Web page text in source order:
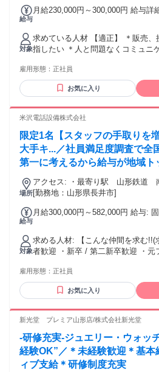
格あり ・通勤手当支給あり（上限2万円） ・マイカー通勤の
場合は駐車場手当 (月額10,000円) 支給 【その他資格手
途待遇考慮します。） 公認会計士試験合格者（100,000円/
月） 公認会計士短答式試験合格者（40,000円/月） 税理士試
フトの認定資格や中小企業診断士
る多種多様な資格を評価し、手当とし
も成長意欲によってはスピーディ
験３年程度）：年収350万円 * 入社
年程度）：年収400万円 * 入社3年
各種資格手当）：年収480万円 ※経験によって待遇は別途考
慮させていただきます
給与
月給230,000円～300,000円 給与詳
れる通勤・皆勤・家族手当金額：
るその他手当金額：なし ・賞与年2回（勤続2年目以上が対
象） ・通勤手当あり（上限3万円
円） ・役職手当あり ・遅番手当あ
り、年一回の昇給あり。 ・年間を
インセンティブキャンペーン★あ
に、業績に応じて★決算賞与★あり。 ★成長支援制度★
とプロセスの両方を評価すること
る仕組み。 自分の売上をあげるこ
で最高得点を獲得できるのが、こ
り、先輩が積極的に自分の販売ノ
の成長スピードを最 短にすることが可
や成果に対する評価を、すぐに 受
ーン。 会社が指定した成果に対し
受け取ることが 出来るので、新人
価として受け取れる。 ★決算賞与★ 会社の業績がいい場合は
賞与を含め、
対象
求めている人材 【適正】 ＊販売、
指したい ＊人と問題なくコミュニ
長させたい ＊周りと協力して目標を達成し
未経験者歓迎 ・無資格歓迎 【大歓迎】 ・ブライダル業界経
験者 ・ジュエリー業界経験者 ・販
ご相談ください。 【必須】 ＊普通自動車運転免許 ＊高卒以
ル対応 など ＃異業種からの転職者も応援 【こんな方も是
非】 ・接客業に興味があるけど経
接客販売職に就きたい ・プライベ
接する仕事が好き ・ファッション
伝いする仕事がしたい ・同じ職場
会社では昇給が見込めない ・働き
ジしたい ★未経験者大歓迎！ 接客や販売の経験は一切不問！
味を活かしたい方も大歓迎！ “経験はないけど、誰かのために
考えて行動できる” “ブライダル・
ービス系の経験がある” という方は大歓迎で
インタビュー①】 3年前に全くの未
くださった おかげで、今ではやり
した。 お客様に居心地の良い、 そして温かい時間を過ごして
欲しい！ という気持ちで接してい
れた時は やりがいも大きいですし
ゃいますね♪ また評価制度もしっかりしていて、 年に一度の
基本給の昇給 ＋社内キャンペーン
給も、 仕事のやる気が出て働きがいがあ
がいいときは、 年2回の賞与とは別
雇用形態： 正社員
お気に入り
米沢電話設備株式会社
限定1名【スタッフの手取りを
大手キ...／社員満足度調査で全
第一に考えるから給与が地域ト
っかり年2回支給♪
場所
アクセス: ・最寄り駅 山形
[勤務地：山形県長井市]
給与
月給300,000円～582,000円 給与: 固定残業代あり：月給
￥40,774（22時間相当分）を含む
追加で支給する。 給与:月給300,774円〜582,327円＋賞与年2
回 ■賞与：年2回（約4.0か月分）
給 75.6万超え ■昇給：年2回（6月、
対象
求める人材: 【こんな仲間を求む!!(求める人物像)】 ・未経験
者歓迎 ・新卒 / 第二新卒歓迎 ・元
ミュニケーションを取るのが好き
気にしたい人 ・自分が輝かせなが
ュー歓迎 ・新しい知識・技術を
長年のやり方に固執せず、新しい
雇用形態： 正社員
お気に入り
新光堂 プレミア山形店/株式会社新光堂
-研修充実-ジュエリー・ウォッ
経験OK”／＊未経験歓迎＊基
ィブ支給＊研修制度充実